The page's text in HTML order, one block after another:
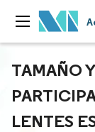
TAMAÑO
LENTES